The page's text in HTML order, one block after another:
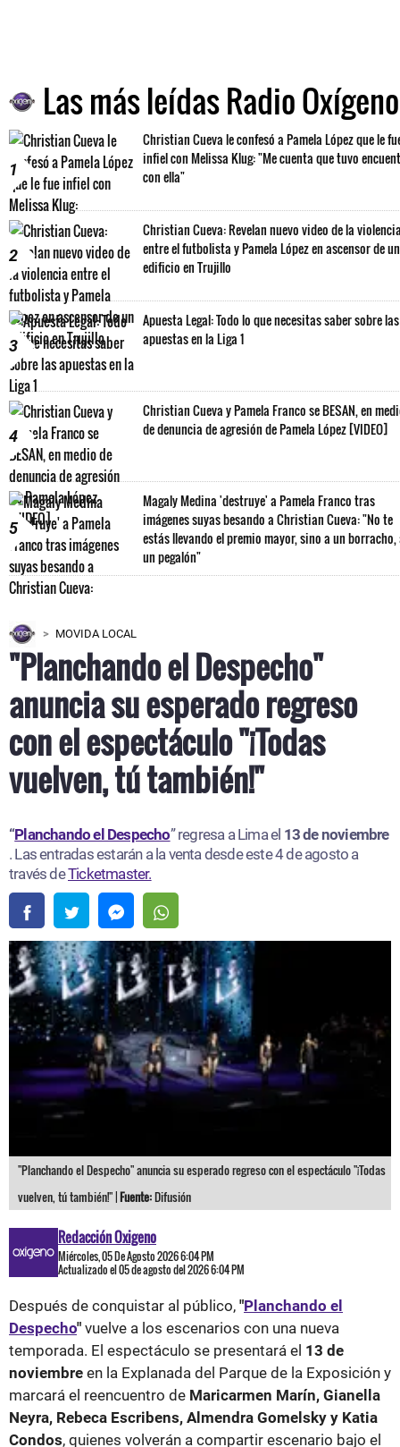
Las más leídas Radio Oxígeno
1
Christian Cueva le confesó a Pamela López que le
infiel con Melissa Klug: "Me cuenta que tuvo
con ella"
2
Christian Cueva: Revelan nuevo video de la
entre el futbolista y Pamela López en ascensor de un
edificio en Trujillo
3
Apuesta Legal: Todo lo que necesitas saber sobre las
apuestas en la Liga 1
4
Christian Cueva y Pamela Franco se BESAN, en
de denuncia de agresión de Pamela López [VIDEO]
5
Magaly Medina 'destruye' a Pamela Franco tras
imágenes suyas besando a Christian Cueva: "No te
estás llevando el premio mayor, sino a un borracho,
un pegalón"
MOVIDA LOCAL
"Planchando el Despecho"
anuncia su esperado regreso
con el espectáculo "¡Todas
vuelven, tú también!"
“Planchando el Despecho” regresa a Lima el 13 de noviembre
. Las entradas estarán a la venta desde este 4 de agosto a
través deTicketmaster.
"Planchando el Despecho" anuncia su esperado regreso con el espectáculo "¡Todas
vuelven, tú también!" |Fuente:Difusión
Redacción Oxigeno
Miércoles, 05 De Agosto 2026 6:04 PM
Actualizado el 05 de agosto del 2026 6:04 PM
Después de conquistar al público, "Planchando el
Despecho" vuelve a los escenarios con una nueva
temporada. El espectáculo se presentará el 13 de
noviembre en la Explanada del Parque de la Exposición y
marcará el reencuentro de Maricarmen Marín, Gianella
Neyra, Rebeca Escribens, Almendra Gomelsky y Katia
Condos, quienes volverán a compartir escenario bajo el